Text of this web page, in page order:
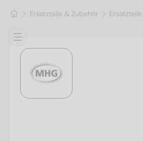
Ersatzteile & Zubehör Ersatzteile